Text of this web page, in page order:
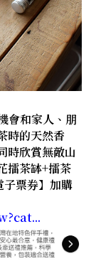
會和家人、朋
時的天然香
時欣賞無敵山
擂茶缽+擂茶
票券】加購